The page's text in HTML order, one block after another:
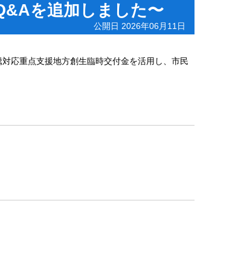
を追加しました〜
公開日 2026年06月11日
応重点支援地方創生臨時交付金を活用し、市民